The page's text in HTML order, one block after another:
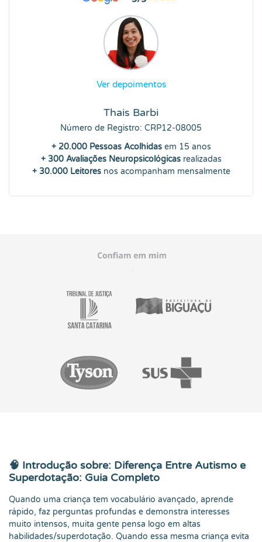
Ver depoimentos
Thais Barbi
Número de Registro: CRP12-08005
+ 20.000 Pessoas Acolhidas em 15 anos
+ 300 Avaliações Neuropsicológicasrealizadas
+ 30.000 Leitoresnos acompanham mensalmente
🧠 Introdução sobre: Diferença Entre Autismo e
Superdotação: Guia Completo
Quando uma criança tem vocabulário avançado, aprende
rápido, faz perguntas profundas e demonstra interesses
muito intensos, muita gente pensa logo em altas
habilidades/superdotação. Quando essa mesma criança evita